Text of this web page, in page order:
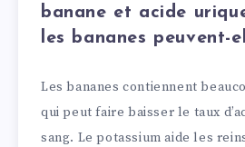
banane et acide
les bananes peuvent-
Les bananes contiennent
qui peut faire baisser le taux
sang. Le potassium aide les